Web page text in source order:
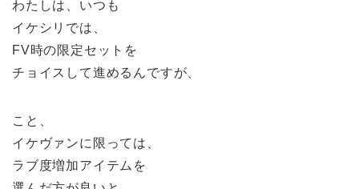
わたしは、いつも
イケシリでは、
FV時の限定セットを
チョイスして進めるんですが、
こと、
イケヴァンに限っては、
ラブ度増加アイテムを